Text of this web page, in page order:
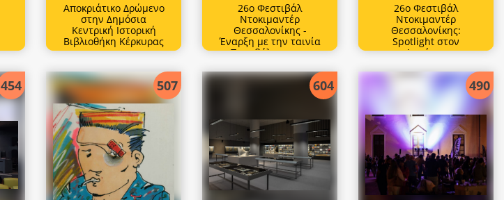
Αποκριάτικο Δρώμενο
στην Δημόσια
Κεντρική Ιστορική
Βιβλιοθήκη Κέρκυρας
26ο Φεστιβάλ
Ντοκιμαντέρ
Θεσσαλονίκης -
Έναρξη με την ταινία
«Πυροβόλησαν τον
αφιέρωμα στον
Δημήτρη
Παπαϊωάννου και το
26ο Φεστιβάλ
Ντοκιμαντέρ
Θεσσαλονίκης:
Spotlight στον
Δημήτρη
απροσδόκητα
ντοκιμαντέρ από
διάσημους
454 507 604 490